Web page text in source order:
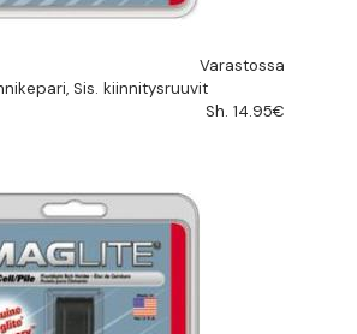
Varastossa
Sis. kiinnitysruuvit
Sh. 14.95€